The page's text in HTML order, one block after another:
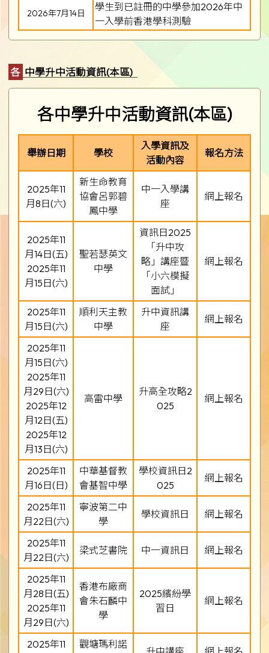
2026年7月14日
學生到已註冊的中學參加2026年中
一入學前香港學科測驗
各中學升中活動資訊(本區)
各中學升中活動資訊(本區)
舉辦日期 學校
入學資訊及
活動內容
報名方法
2025年11
月8日(六)
新生命教育
協會呂郭碧
鳳中學
中一入學講
座
網上報名
2025年11
月14日(五)
2025年11
月15日(六)
聖若瑟英文
中學
資訊日2025
「升中攻
略」講座暨
「小六模擬
面試」
網上報名
2025年11
月15日(六)
順利天主教
中學
升中資訊講
座
網上報名
2025年11
月15日(六)
2025年11
月29日(六)
2025年12
月12日(五)
2025年12
月13日(六)
高雷中學
升高全攻略2
025
網上報名
2025年11
月16日(日)
中華基督教
會基智中學
學校資訊日2
025
網上報名
2025年11
月22日(六)
寧波第二中
學
學校資訊日 網上報名
2025年11
月22日(六)
梁式芝書院 中一資訊日 網上報名
2025年11
月28日(五)
2025年11
月29日(六)
香港布廠商
會朱石麟中
學
2025繽紛學
習日
網上報名
2025年11
觀塘瑪利諾